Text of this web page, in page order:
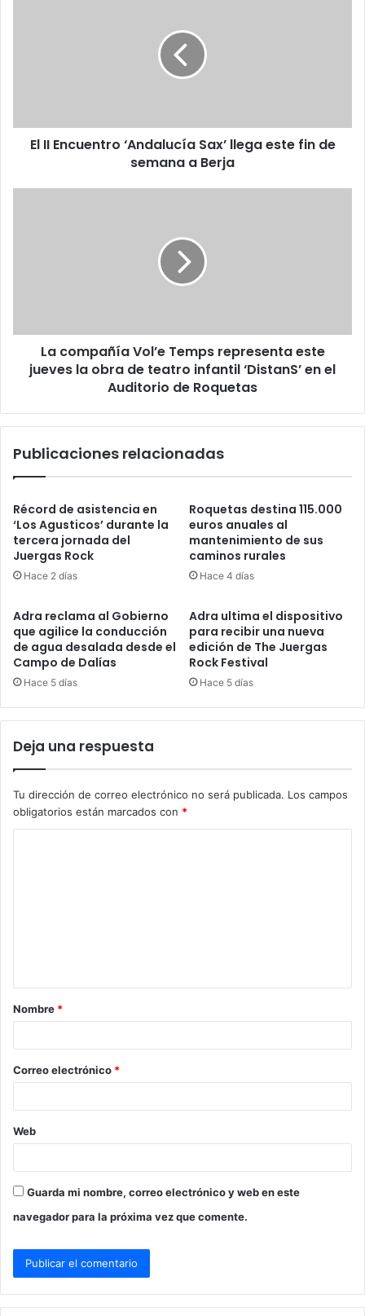
El II Encuentro ‘Andalucía Sax’ llega este fin de
semana a Berja
La compañía Vol’e Temps representa este
jueves la obra de teatro infantil ‘DistanS’ en el
Auditorio de Roquetas
Publicaciones relacionadas
Récord de asistencia en
‘Los Agusticos’ durante la
tercera jornada del
Juergas Rock
Hace 2 días
Roquetas destina 115.000
euros anuales al
mantenimiento de sus
caminos rurales
Hace 4 días
Adra reclama al Gobierno
que agilice la conducción
de agua desalada desde el
Campo de Dalías
Hace 5 días
Adra ultima el dispositivo
para recibir una nueva
edición de The Juergas
Rock Festival
Hace 5 días
Deja una respuesta
Tu dirección de correo electrónico no será publicada. Los campos
obligatorios están marcados con *
a
r
*
Nombre *
Correo electrónico *
Web
Guarda mi nombre, correo electrónico y web en este
navegador para la próxima vez que comente.